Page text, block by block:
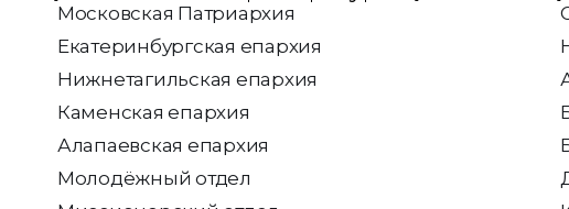
Московская Патриархия
Екатеринбургская епархия
Нижнетагильская епархия
Каменская епархия
Алапаевская епархия
Молодёжный отдел